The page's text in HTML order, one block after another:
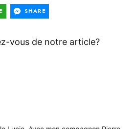
SHARE
vous de notre article?